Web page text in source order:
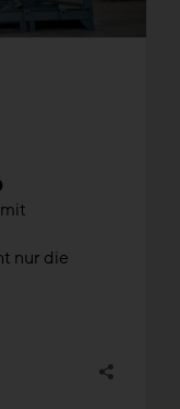
nur die